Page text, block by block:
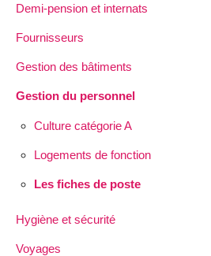
Demi-pension et internats
Fournisseurs
Gestion des bâtiments
Gestion du personnel
Culture catégorie A
Logements de fonction
Les fiches de poste
Hygiène et sécurité
Voyages